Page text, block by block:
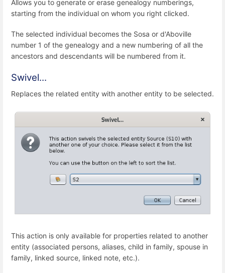
Allows you to generate or erase genealogy numberings,
starting from the individual on whom you right clicked.
The selected individual becomes the Sosa or d'Aboville
number 1 of the genealogy and a new numbering of all the
ancestors and descendants will be numbered from it.
Swivel...
Replaces the related entity with another entity to be selected.
This action is only available for properties related to another
entity (associated persons, aliases, child in family, spouse in
family, linked source, linked note, etc.).